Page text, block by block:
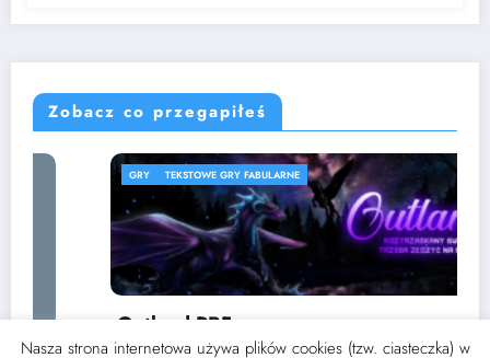
Zobacz co przegapiłeś
TEKSTOWE GRY FABULARNE
Outland PBF
3 września 2024
Nasza strona internetowa używa plików cookies (tzw. ciasteczka) w